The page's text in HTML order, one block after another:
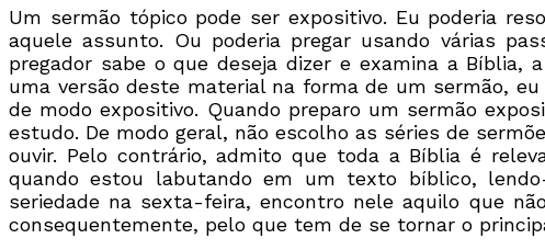
Um sermão tópico pode ser expositivo. Eu poderia
aquele assunto. Ou poderia pregar usando várias
pregador sabe o que deseja dizer e examina a
uma versão deste material na forma de um sermão,
de modo expositivo. Quando preparo um sermão
estudo. De modo geral, não escolho as séries de
ouvir. Pelo contrário, admito que toda a Bíblia é
quando estou labutando em um texto bíblico,
seriedade na sexta-feira, encontro nele aquilo que
consequentemente, pelo que tem de se tornar o